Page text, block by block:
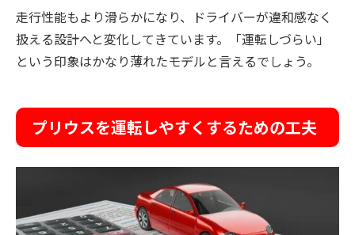
走行性能もより滑らかになり、ドライバーが違和感なく
扱える設計へと変化してきています。「運転しづらい」
という印象はかなり薄れたモデルと言えるでしょう。
プリウスを運転しやすくするための工夫